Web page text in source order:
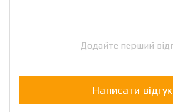
Додайте перший
Написати відгук